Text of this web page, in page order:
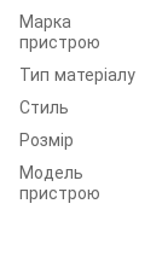
Марка
пристрою
Тип матеріалу
Стиль
Розмір
Модель
пристрою